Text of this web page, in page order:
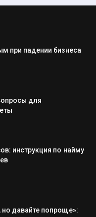
при падении бизнеса
для
инструкция по найму
давайте попроще»: